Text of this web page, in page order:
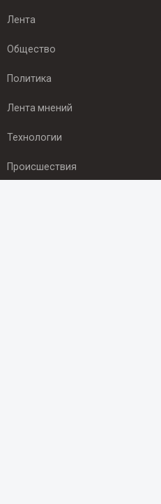
Лента
Общество
Политика
Лента мнений
Технологии
Происшествия